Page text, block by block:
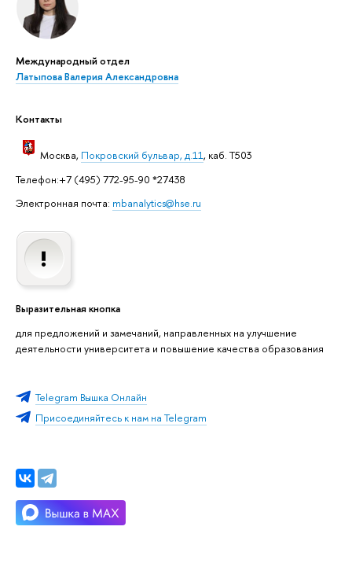
Международный отдел
Латыпова Валерия Александровна
Контакты
Москва, Покровский бульвар, д.11, каб. Т503
Телефон:+7 (495) 772-95-90 *27438
Электронная почта: mbanalytics@hse.ru
Выразительная кнопка
для предложений и замечаний, направленных на улучшение
деятельности университета и повышение качества образования
Telegram Вышка Онлайн
Присоединяйтесь к нам на Telegram